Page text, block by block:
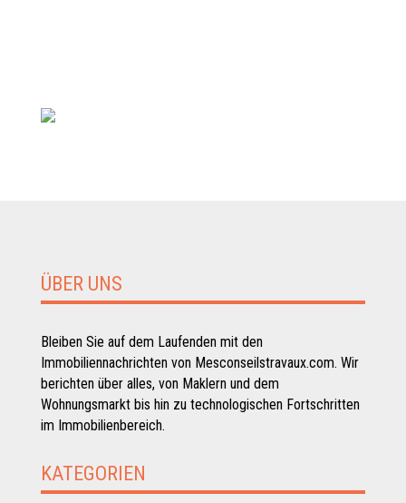
ÜBER UNS
Bleiben Sie auf dem Laufenden mit den
Immobiliennachrichten von Mesconseilstravaux.com. Wir
berichten über alles, von Maklern und dem
Wohnungsmarkt bis hin zu technologischen Fortschritten
im Immobilienbereich.
KATEGORIEN